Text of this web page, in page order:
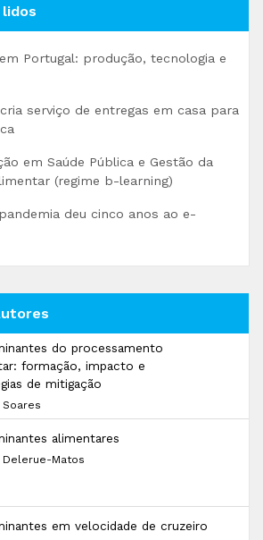
Portugal: produção, tecnologia e
serviço de entregas em casa para
em Saúde Pública e Gestão da
(regime b-learning)
deu cinco anos ao e-
do processamento
formação, impacto e
de mitigação
Soares
alimentares
Delerue-Matos
em velocidade de cruzeiro